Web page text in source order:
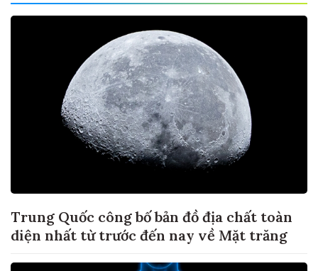
Trung Quốc công bố bản đồ địa chất toàn
diện nhất từ trước đến nay về Mặt trăng